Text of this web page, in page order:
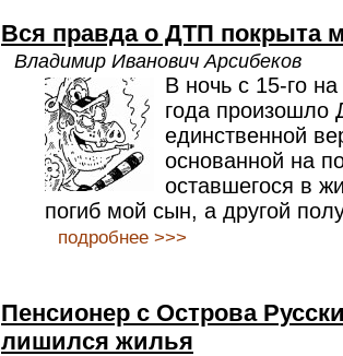
Вся правда о ДТП покрыта
Владимир Иванович Арсибеков
В ночь с 15-го
года произошло
единственной
основанной на
оставшегося в
погиб мой сын, а другой
подробнее >>>
Пенсионер с Острова
лишился жилья